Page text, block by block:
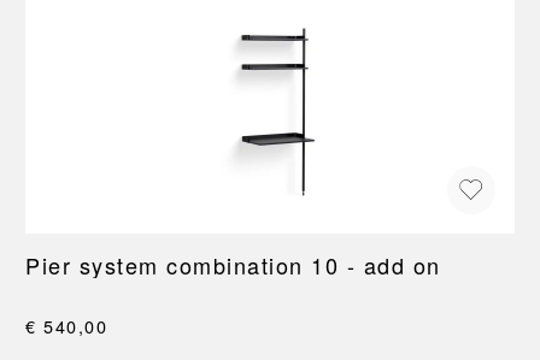
Pier system combination 10 - add on
€ 540,00